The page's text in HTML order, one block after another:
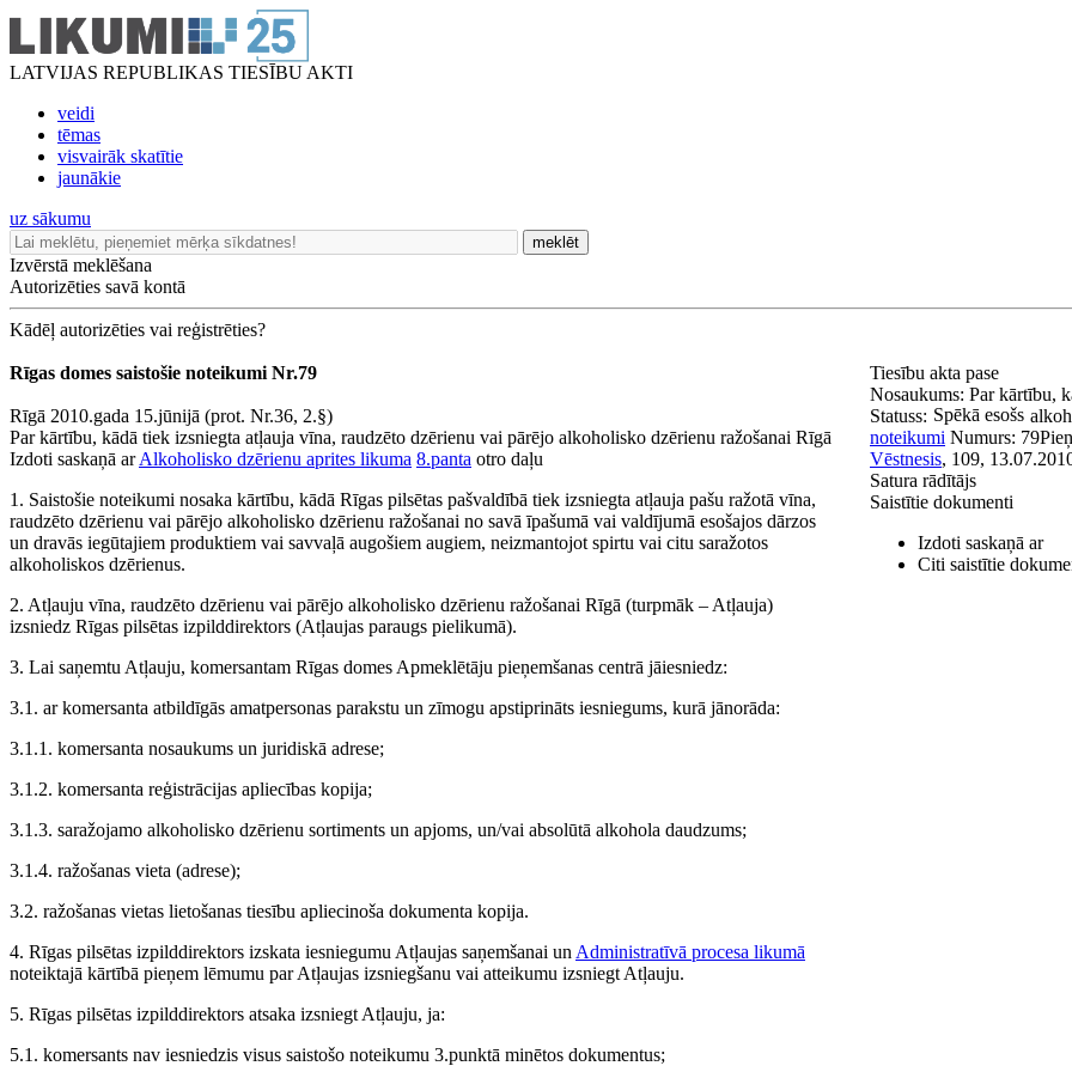
LATVIJAS REPUBLIKAS TIESĪBU AKTI
veidi
tēmas
visvairāk skatītie
jaunākie
uz sākumu
meklēt
Izvērstā meklēšana
Autorizēties savā kontā
Kādēļ autorizēties vai reģistrēties?
Rīgas domes saistošie noteikumi Nr.79
Rīgā 2010.gada 15.jūnijā (prot. Nr.36, 2.§)
Par kārtību, kādā tiek izsniegta atļauja vīna, raudzēto dzērienu vai pārējo alkoholisko dzērienu ražošanai Rīgā
Izdoti saskaņā arAlkoholisko dzērienu aprites likuma 8.panta otro daļu
1. Saistošie noteikumi nosaka kārtību, kādā Rīgas pilsētas pašvaldībā tiek izsniegta atļauja pašu ražotā vīna,
raudzēto dzērienu vai pārējo alkoholisko dzērienu ražošanai no savā īpašumā vai valdījumā esošajos dārzos
un dravās iegūtajiem produktiem vai savvaļā augošiem augiem, neizmantojot spirtu vai citu saražotos
alkoholiskos dzērienus.
2. Atļauju vīna, raudzēto dzērienu vai pārējo alkoholisko dzērienu ražošanai Rīgā (turpmāk – Atļauja)
izsniedz Rīgas pilsētas izpilddirektors (Atļaujas paraugs pielikumā).
3. Lai saņemtu Atļauju, komersantam Rīgas domes Apmeklētāju pieņemšanas centrā jāiesniedz:
3.1. ar komersanta atbildīgās amatpersonas parakstu un zīmogu apstiprināts iesniegums, kurā jānorāda:
3.1.1. komersanta nosaukums un juridiskā adrese;
3.1.2. komersanta reģistrācijas apliecības kopija;
3.1.3. saražojamo alkoholisko dzērienu sortiments un apjoms, un/vai absolūtā alkohola daudzums;
3.1.4. ražošanas vieta (adrese);
3.2. ražošanas vietas lietošanas tiesību apliecinoša dokumenta kopija.
4. Rīgas pilsētas izpilddirektors izskata iesniegumu Atļaujas saņemšanai un Administratīvā procesa likumā
noteiktajā kārtībā pieņem lēmumu par Atļaujas izsniegšanu vai atteikumu izsniegt Atļauju.
5. Rīgas pilsētas izpilddirektors atsaka izsniegt Atļauju, ja:
5.1. komersants nav iesniedzis visus saistošo noteikumu 3.punktā minētos dokumentus;
Tiesību akta pase
Nosaukums: Par kārtību,
Statuss: Spēkā esošs
noteikumi Numurs: 79
Vēstnesis, 109,
Satura rādītājs
Saistītie dokumenti
Izdoti saskaņā ar
Citi saistītie